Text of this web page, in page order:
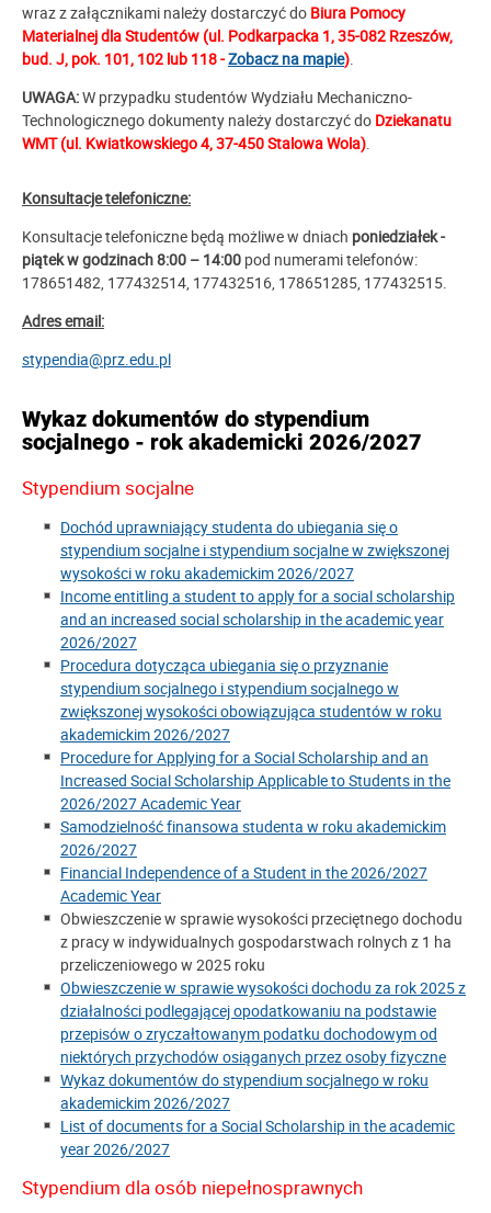
wraz z załącznikami należy dostarczyć do Biura Pomocy
Materialnej dla Studentów (ul. Podkarpacka 1, 35-082 Rzeszów,
bud. J, pok. 101, 102 lub 118 -Zobacz na mapie).
UWAGA:W przypadku studentów Wydziału Mechaniczno-
Technologicznego dokumenty należy dostarczyć do Dziekanatu
WMT (ul. Kwiatkowskiego 4, 37-450 Stalowa Wola).
Konsultacje telefoniczne:
Konsultacje telefoniczne będą możliwe w dniach poniedziałek -
piątek w godzinach 8:00 – 14:00 pod numerami telefonów:
178651482, 177432514, 177432516, 178651285, 177432515.
Adres email:
stypendia@prz.edu.pl
Wykaz dokumentów do stypendium
socjalnego - rok akademicki 2026/2027
Stypendium socjalne
Dochód uprawniający studenta do ubiegania się o
stypendium socjalne i stypendium socjalne w zwiększonej
wysokości w roku akademickim 2026/2027
Income entitling a student to apply for a social scholarship
and an increased social scholarship in the academic year
2026/2027
Procedura dotycząca ubiegania się o przyznanie
stypendium socjalnego i stypendium socjalnego w
zwiększonej wysokości obowiązująca studentów w roku
akademickim 2026/2027
Procedure for Applying for a Social Scholarship and an
Increased Social Scholarship Applicable to Students in the
2026/2027 Academic Year
Samodzielność finansowa studenta w roku akademickim
2026/2027
Financial Independence of a Student in the 2026/2027
Academic Year
Obwieszczenie w sprawie wysokości przeciętnego dochodu
z pracy w indywidualnych gospodarstwach rolnych z 1 ha
przeliczeniowego w 2025 roku
Obwieszczenie w sprawie wysokości dochodu za rok 2025 z
działalności podlegającej opodatkowaniu na podstawie
przepisów o zryczałtowanym podatku dochodowym od
niektórych przychodów osiąganych przez osoby fizyczne
Wykaz dokumentów do stypendium socjalnego w roku
akademickim 2026/2027
List of documents for a Social Scholarship in the academic
year 2026/2027
Stypendium dla osób niepełnosprawnych